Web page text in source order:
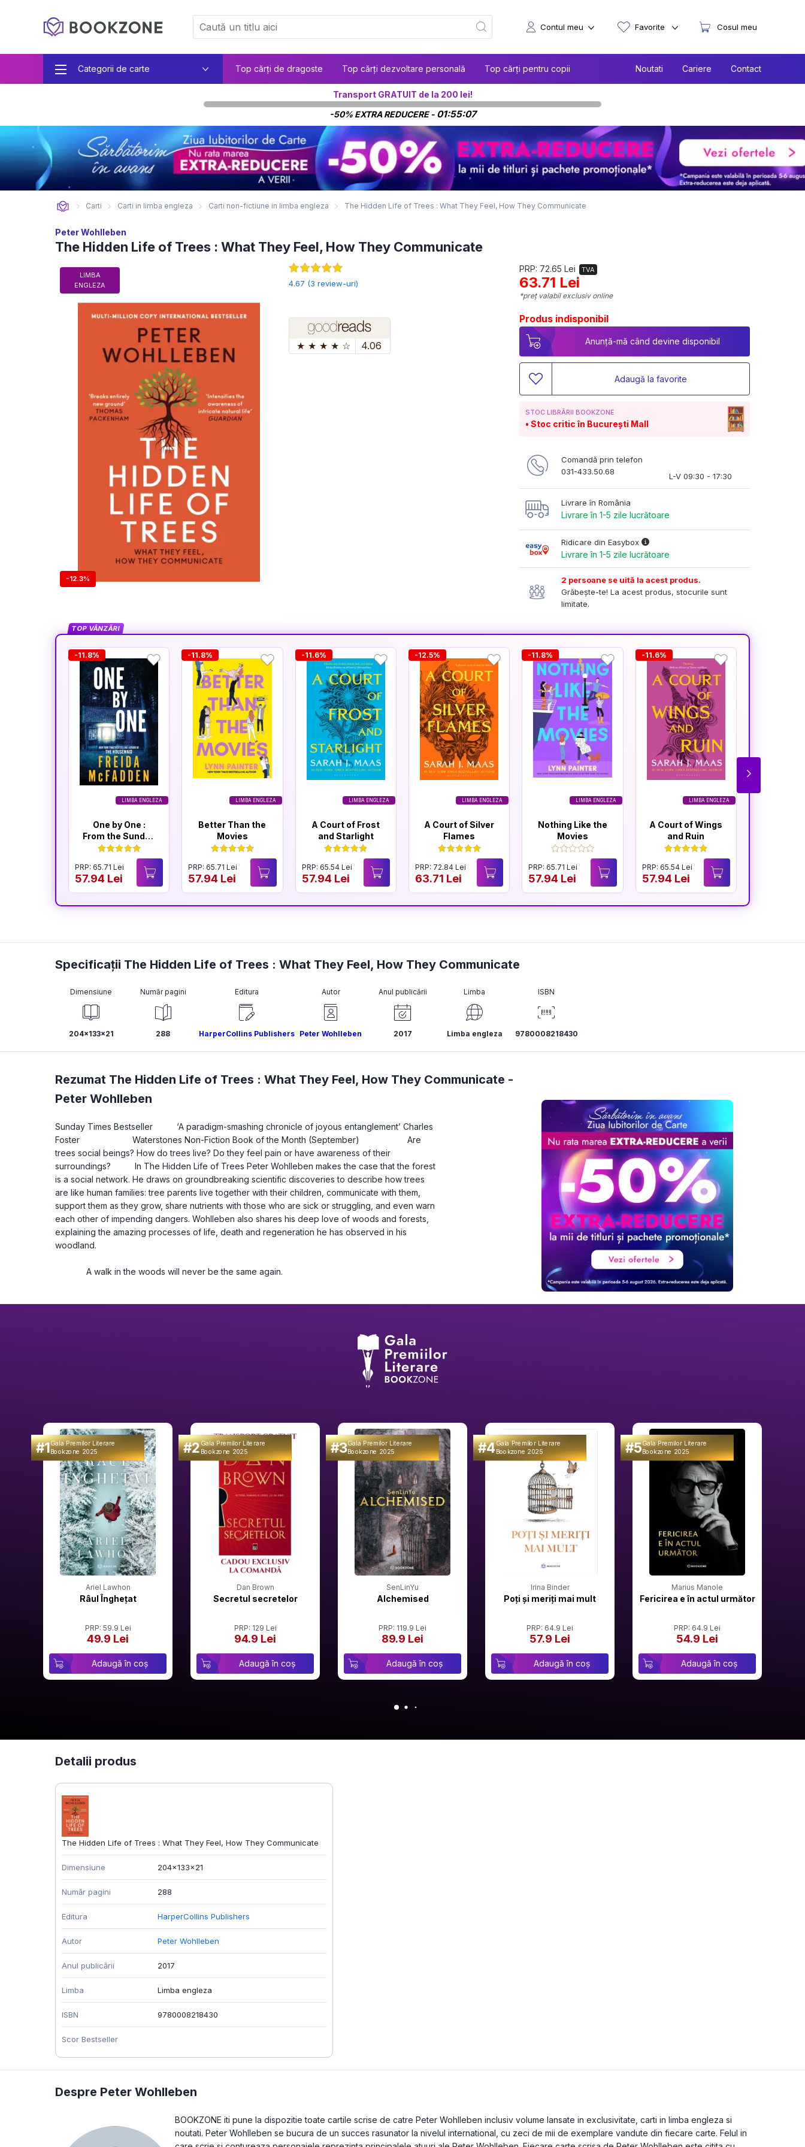
Categorii de carte Top cărți de dragoste Top cărți dezvoltare personală Top cărți pentru copii Noutati Cariere Contact
Contul meu Favorite Cosul meu
Transport GRATUIT de la 200 lei!
-50% EXTRA REDUCERE - 01:55:06
Carti Carti in limba engleza Carti non-fictiune in limba engleza The Hidden Life of Trees : What They Feel, How They Communicate
Peter Wohlleben
The Hidden Life of Trees : What They Feel, How They Communicate
LIMBA
ENGLEZA
-12.3%
4.67 (3 review-uri)
PRP: 72.65 Lei TVA
63.71 Lei
*preț valabil exclusiv online
★ ★ ★ ★ ☆ 4.06
Produs indisponibil
Anunță-mă când devine disponibil
Adaugă la favorite
STOC LIBRĂRII BOOKZONE
Stoc critic în București Mall
Comandă prin telefon
031-433.50.68
L-V 09:30 - 17:30
Livrare în România
Livrare în 1-5 zile lucrătoare
Ridicare din Easybox
Livrare în 1-5 zile lucrătoare
2 persoane se uită la acest produs.
Grăbește-te! La acest produs, stocurile sunt
limitate.
TOP VÂNZĂRI
LIMBA ENGLEZA
-11.8%
One by One :
From the Sunday
Times
Bestselling
Author of The
Housemaid
PRP: 65.71 Lei
57.94 Lei
LIMBA ENGLEZA
-11.8%
Better Than the
Movies
PRP: 65.71 Lei
57.94 Lei
LIMBA ENGLEZA
-11.6%
A Court of Frost
and Starlight
PRP: 65.54 Lei
57.94 Lei
LIMBA ENGLEZA
-12.5%
A Court of Silver
Flames
PRP: 72.84 Lei
63.71 Lei
LIMBA ENGLEZA
-11.8%
Nothing Like the
Movies
PRP: 65.71 Lei
57.94 Lei
LIMBA ENGLEZA
-11.6%
A Court of Wings
and Ruin
PRP: 65.54 Lei
57.94 Lei
Specificații The Hidden Life of Trees : What They Feel, How They Communicate
Dimensiune
204x133x21
Număr pagini
288
Editura
HarperCollins Publishers
Autor
Peter Wohlleben
Anul publicării
2017
Limba
Limba engleza
ISBN
9780008218430
Rezumat The Hidden Life of Trees : What They Feel, How They Communicate -
Peter Wohlleben
Sunday Times Bestseller          ‘A paradigm-smashing chronicle of joyous entanglement’ Charles
Foster                      Waterstones Non-Fiction Book of the Month (September)                    Are
trees social beings? How do trees live? Do they feel pain or have awareness of their
surroundings?          In The Hidden Life of Trees Peter Wohlleben makes the case that the forest
is a social network. He draws on groundbreaking scientific discoveries to describe how trees
are like human families: tree parents live together with their children, communicate with them,
support them as they grow, share nutrients with those who are sick or struggling, and even warn
each other of impending dangers. Wohlleben also shares his deep love of woods and forests,
explaining the amazing processes of life, death and regeneration he has observed in his
woodland.
             A walk in the woods will never be the same again.
#1Gala Premilor Literare
Bookzone 2025
Ariel Lawhon
Râul Înghețat
PRP: 59.9 Lei
49.9 Lei
Adaugă în coș
#2Gala Premilor Literare
Bookzone 2025
Dan Brown
Secretul secretelor
PRP: 129 Lei
94.9 Lei
Adaugă în coș
#3Gala Premilor Literare
Bookzone 2025
SenLinYu
Alchemised
PRP: 119.9 Lei
89.9 Lei
Adaugă în coș
#4Gala Premilor Literare
Bookzone 2025
Irina Binder
Poți și meriți mai mult
PRP: 64.9 Lei
57.9 Lei
Adaugă în coș
#5Gala Premilor Literare
Bookzone 2025
Marius Manole
Fericirea e în actul următor
PRP: 64.9 Lei
54.9 Lei
Adaugă în coș
Detalii produs
The Hidden Life of Trees : What They Feel, How They Communicate
Dimensiune 204x133x21
Număr pagini 288
Editura HarperCollins Publishers
Autor Peter Wohlleben
Anul publicării 2017
Limba Limba engleza
ISBN 9780008218430
Scor Bestseller
Despre Peter Wohlleben
BOOKZONE iti pune la dispozitie toate cartile scrise de catre Peter Wohlleben inclusiv volume lansate in exclusivitate, carti in limba engleza si
noutati. Peter Wohlleben se bucura de un succes rasunator la nivelul international, cu zeci de mii de exemplare vandute din fiecare carte. Felul in